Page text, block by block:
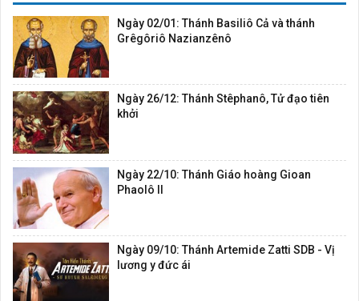
Ngày 02/01: Thánh Basiliô Cả và thánh
Grêgôriô Nazianzênô
Ngày 26/12: Thánh Stêphanô, Tử đạo tiên
khởi
Ngày 22/10: Thánh Giáo hoàng Gioan
Phaolô II
Ngày 09/10: Thánh Artemide Zatti SDB - Vị
lương y đức ái